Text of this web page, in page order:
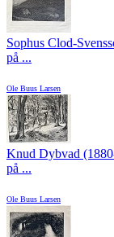
Sophus Clod-
på ...
Ole Buus Larsen
Knud Dybvad
på ...
Ole Buus Larsen